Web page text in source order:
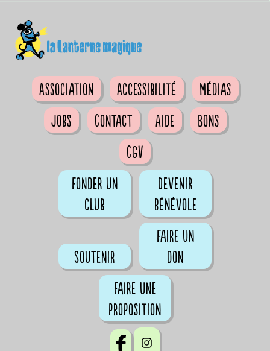
Association Accessibilité
Médias
Jobs
Contact Aide
Bons
CGV
Fonder un
club
Devenir
bénévole
Soutenir
Faire un
don
Faire une
proposition